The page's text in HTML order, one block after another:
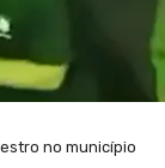
no município